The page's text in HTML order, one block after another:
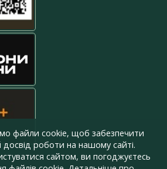
файли cookie, щоб забезпечити
роботи на нашому сайті.
сайтом, ви погоджуєтесь